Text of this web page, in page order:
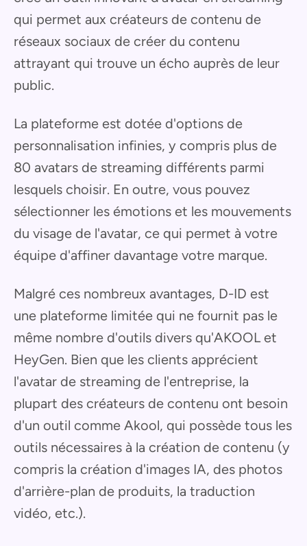
qui permet aux créateurs de contenu de
réseaux sociaux de créer du contenu
attrayant qui trouve un écho auprès de leur
public.
La plateforme est dotée d'options de
personnalisation infinies, y compris plus de
80 avatars de streaming différents parmi
lesquels choisir. En outre, vous pouvez
sélectionner les émotions et les mouvements
du visage de l'avatar, ce qui permet à votre
équipe d'affiner davantage votre marque.
Malgré ces nombreux avantages, D-ID est
une plateforme limitée qui ne fournit pas le
même nombre d'outils divers qu'AKOOL et
HeyGen. Bien que les clients apprécient
l'avatar de streaming de l'entreprise, la
plupart des créateurs de contenu ont besoin
d'un outil comme Akool, qui possède tous les
outils nécessaires à la création de contenu (y
compris la création d'images IA, des photos
d'arrière-plan de produits, la traduction
vidéo, etc.).